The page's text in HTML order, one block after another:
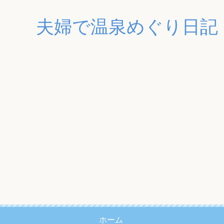
夫婦で温泉めぐり日記
ホーム